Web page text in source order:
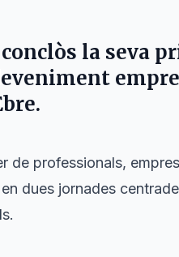
la seva
.
de professionals,
dues jornades